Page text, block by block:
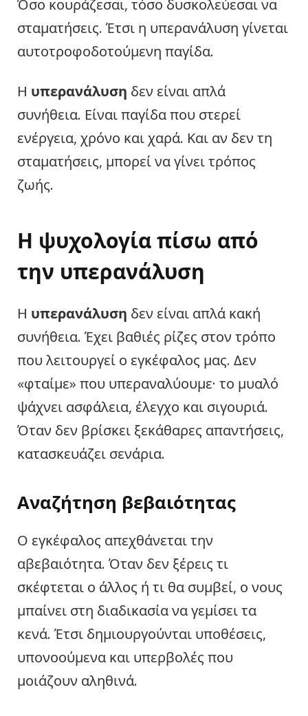
Όσο κουράζεσαι, τόσο δυσκολεύεσαι να
σταματήσεις. Έτσι η υπερανάλυση γίνεται
αυτοτροφοδοτούμενη παγίδα.
Η υπερανάλυση δεν είναι απλά
συνήθεια. Είναι παγίδα που στερεί
ενέργεια, χρόνο και χαρά. Και αν δεν τη
σταματήσεις, μπορεί να γίνει τρόπος
ζωής.
Η ψυχολογία πίσω από
την υπερανάλυση
Η υπερανάλυση δεν είναι απλά κακή
συνήθεια. Έχει βαθιές ρίζες στον τρόπο
που λειτουργεί ο εγκέφαλος μας. Δεν
«φταίμε» που υπεραναλύουμε· το μυαλό
ψάχνει ασφάλεια, έλεγχο και σιγουριά.
Όταν δεν βρίσκει ξεκάθαρες απαντήσεις,
κατασκευάζει σενάρια.
Αναζήτηση βεβαιότητας
Ο εγκέφαλος απεχθάνεται την
αβεβαιότητα. Όταν δεν ξέρεις τι
σκέφτεται ο άλλος ή τι θα συμβεί, ο νους
μπαίνει στη διαδικασία να γεμίσει τα
κενά. Έτσι δημιουργούνται υποθέσεις,
υπονοούμενα και υπερβολές που
μοιάζουν αληθινά.